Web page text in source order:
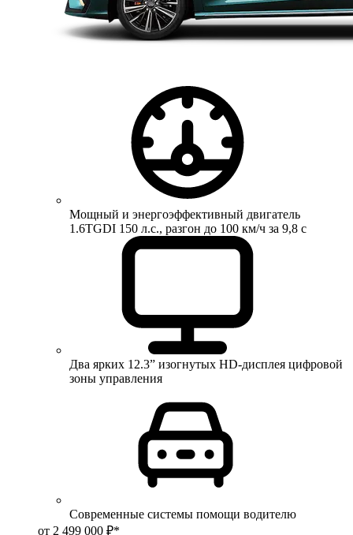
Мощный и энергоэффективный двигатель
1.6TGDI 150 л.с., разгон до 100 км/ч за 9,8 с
Два ярких 12.3” изогнутых HD-дисплея цифровой
зоны управления
Современные системы помощи водителю
от 2 499 000 ₽*